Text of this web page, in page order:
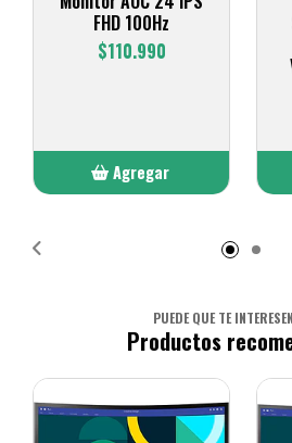
FHD 100Hz
$110.990
Agregar
PUEDE QUE TE
Productos